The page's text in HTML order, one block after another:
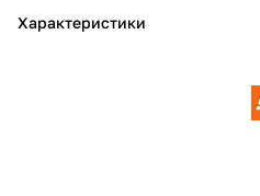
Характеристики
% картой любого